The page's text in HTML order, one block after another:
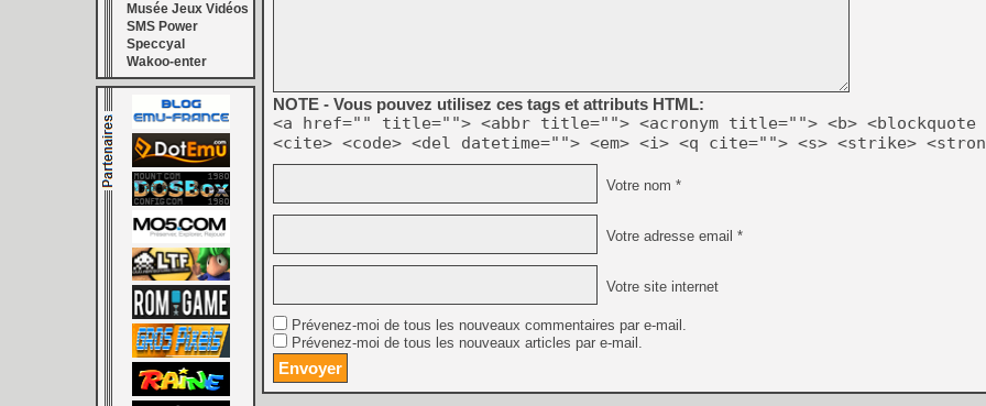
[Mo5] DOOM arrive en
[GK] Roblox : l'action en
[GK] Agenda - GeForce
[LS] [PS5] ps5-y2jb-
[GK] Pourquoi Marvel
[GK] Test : Restory : Chill
[GK] GTA 6 : Rockstar
[GK] Hot Wheels Infinite
[GK] Mémoire cash -
[GK] Résultats Nintendo :
[GK] Déjà des
[GK] "Vous ne serez
Musée Jeux Vidéos
SMS Power
Speccyal
Wakoo-enter
NOTE - Vous pouvez utilisez ces tags et attributs HTML:
<a href="" title=""> <abbr title=""> <acronym title=""> <b> <blockquote
<cite> <code> <del datetime=""> <em> <i> <q cite=""> <s> <strike>
Votre nom *
Votre adresse email *
Votre site internet
Prévenez-moi de tous les nouveaux commentaires par e-mail.
Prévenez-moi de tous les nouveaux articles par e-mail.